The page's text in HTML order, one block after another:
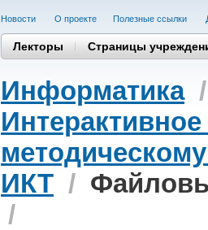
Новости О проекте Полезные cсылки
Лекторы Страницы
Информатика
ИКТ /
/